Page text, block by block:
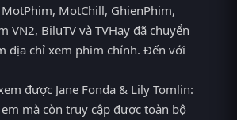
MotChill, GhienPhim,
VN2, BiluTV và TVHay đã chuyển
địa chỉ xem phim chính. Đến với
được Jane Fonda & Lily Tomlin:
mà còn truy cập được toàn bộ